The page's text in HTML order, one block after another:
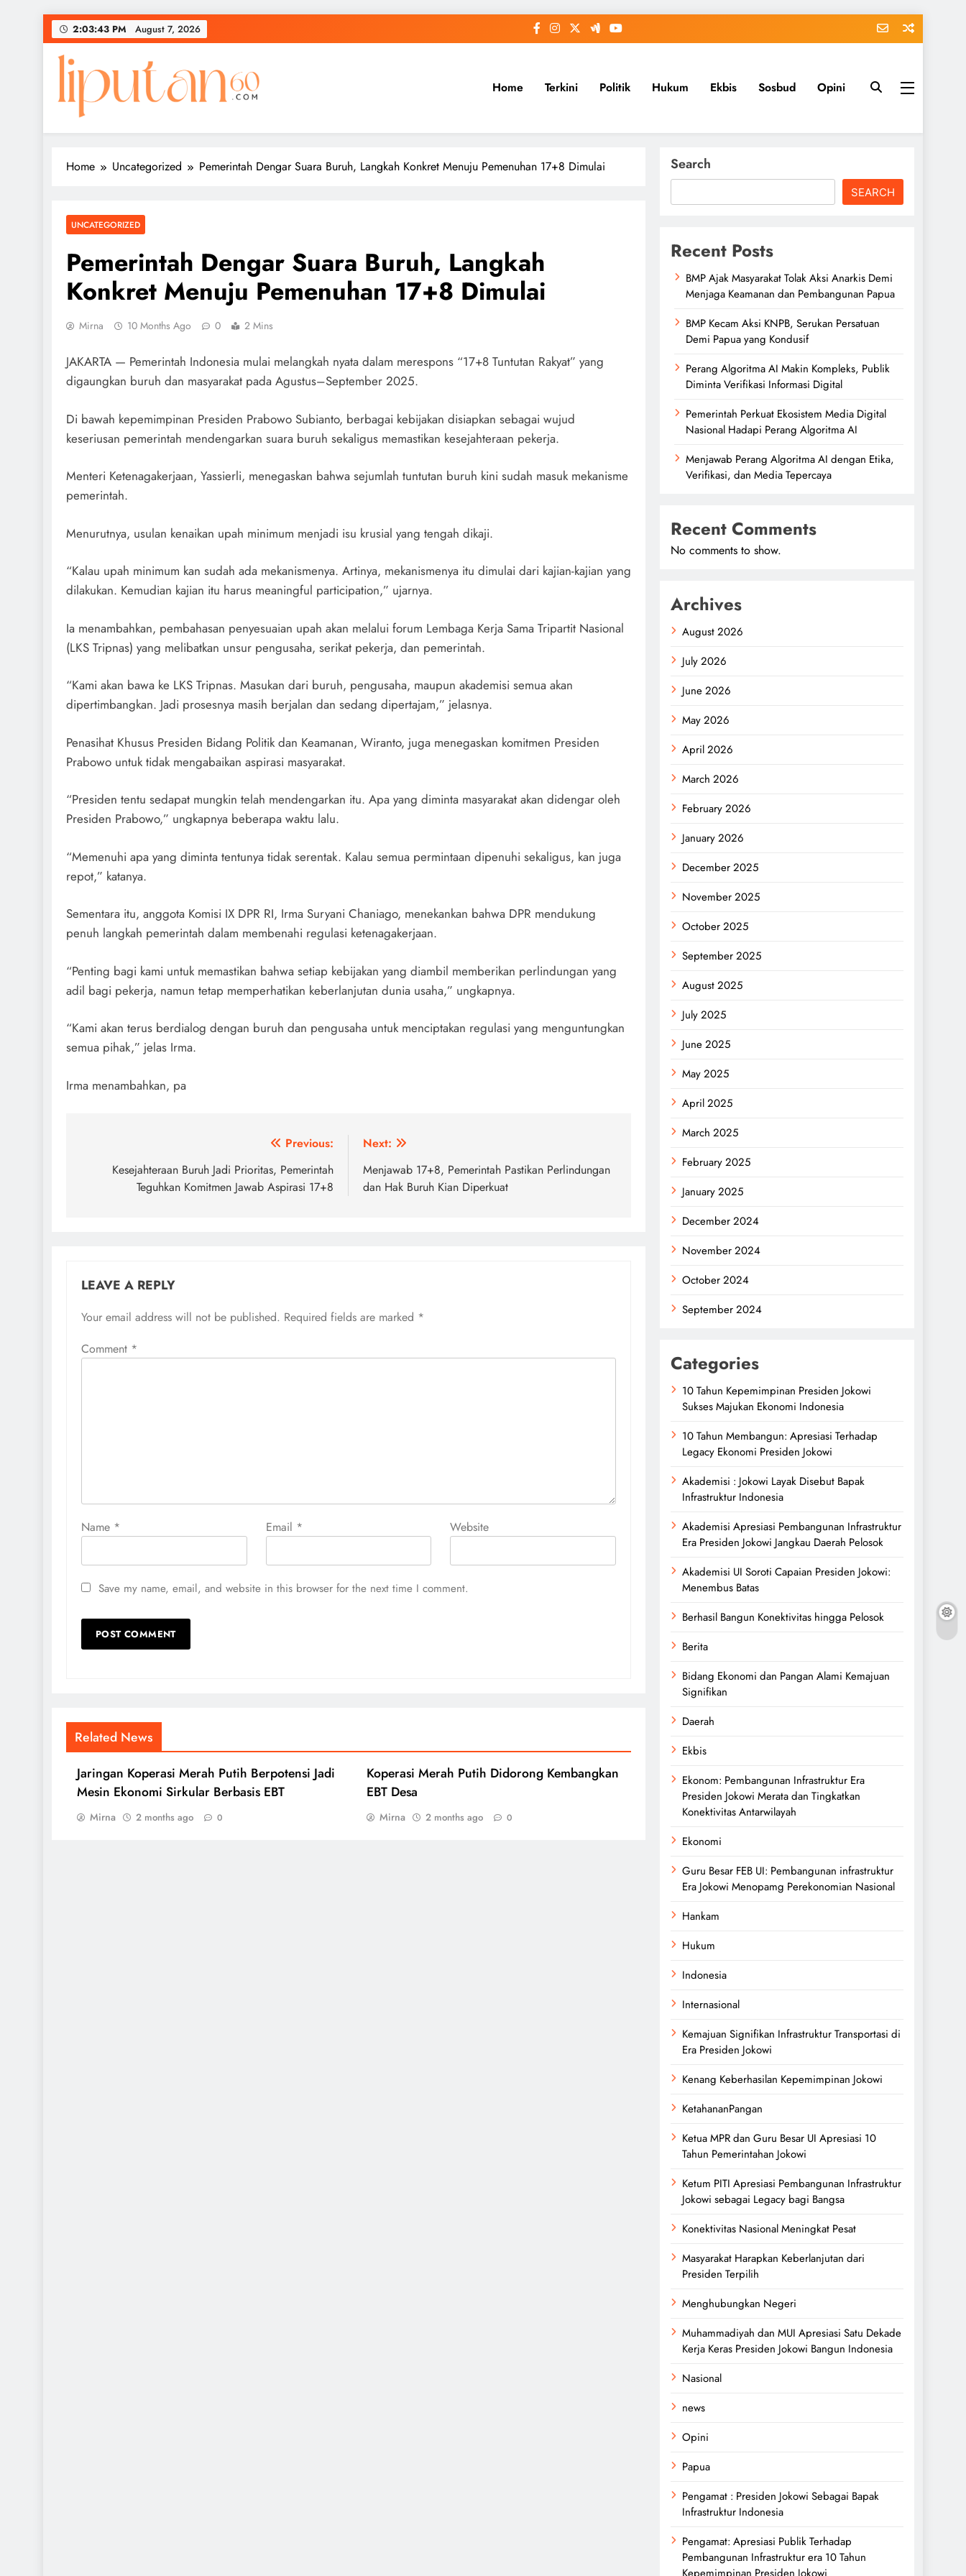
Skip
to
content
2:03:43 PM August 7, 2026
Home Terkini Politik Hukum Ekbis Sosbud Opini
Home Uncategorized Pemerintah Dengar Suara Buruh, Langkah Konkret Menuju Pemenuhan 17+8 Dimulai
UNCATEGORIZED
Pemerintah Dengar Suara Buruh, Langkah
Konkret Menuju Pemenuhan 17+8 Dimulai
Mirna 10 Months Ago 0 2 Mins
JAKARTA — Pemerintah Indonesia mulai melangkah nyata dalam merespons “17+8 Tuntutan Rakyat” yang
digaungkan buruh dan masyarakat pada Agustus–September 2025.
Di bawah kepemimpinan Presiden Prabowo Subianto, berbagai kebijakan disiapkan sebagai wujud
keseriusan pemerintah mendengarkan suara buruh sekaligus memastikan kesejahteraan pekerja.
Menteri Ketenagakerjaan, Yassierli, menegaskan bahwa sejumlah tuntutan buruh kini sudah masuk mekanisme
pemerintah.
Menurutnya, usulan kenaikan upah minimum menjadi isu krusial yang tengah dikaji.
“Kalau upah minimum kan sudah ada mekanismenya. Artinya, mekanismenya itu dimulai dari kajian-kajian yang
dilakukan. Kemudian kajian itu harus meaningful participation,” ujarnya.
Ia menambahkan, pembahasan penyesuaian upah akan melalui forum Lembaga Kerja Sama Tripartit Nasional
(LKS Tripnas) yang melibatkan unsur pengusaha, serikat pekerja, dan pemerintah.
“Kami akan bawa ke LKS Tripnas. Masukan dari buruh, pengusaha, maupun akademisi semua akan
dipertimbangkan. Jadi prosesnya masih berjalan dan sedang dipertajam,” jelasnya.
Penasihat Khusus Presiden Bidang Politik dan Keamanan, Wiranto, juga menegaskan komitmen Presiden
Prabowo untuk tidak mengabaikan aspirasi masyarakat.
“Presiden tentu sedapat mungkin telah mendengarkan itu. Apa yang diminta masyarakat akan didengar oleh
Presiden Prabowo,” ungkapnya beberapa waktu lalu.
“Memenuhi apa yang diminta tentunya tidak serentak. Kalau semua permintaan dipenuhi sekaligus, kan juga
repot,” katanya.
Sementara itu, anggota Komisi IX DPR RI, Irma Suryani Chaniago, menekankan bahwa DPR mendukung
penuh langkah pemerintah dalam membenahi regulasi ketenagakerjaan.
“Penting bagi kami untuk memastikan bahwa setiap kebijakan yang diambil memberikan perlindungan yang
adil bagi pekerja, namun tetap memperhatikan keberlanjutan dunia usaha,” ungkapnya.
“Kami akan terus berdialog dengan buruh dan pengusaha untuk menciptakan regulasi yang menguntungkan
semua pihak,” jelas Irma.
Irma menambahkan, pa
navigation
Previous:
Kesejahteraan Buruh Jadi Prioritas, Pemerintah
Teguhkan Komitmen Jawab Aspirasi 17+8
Next:
Menjawab 17+8, Pemerintah Pastikan Perlindungan
dan Hak Buruh Kian Diperkuat
LEAVE A REPLY
Your email address will not be published. Required fields are marked *
Comment *
Name * Email * Website
Save my name, email, and website in this browser for the next time I comment.
Related News
Jaringan Koperasi Merah Putih Berpotensi Jadi
Mesin Ekonomi Sirkular Berbasis EBT
Mirna 2 months ago 0
Koperasi Merah Putih Didorong Kembangkan
EBT Desa
Mirna 2 months ago 0
Search
SEARCH
Recent Posts
BMP Ajak Masyarakat Tolak Aksi Anarkis Demi
Menjaga Keamanan dan Pembangunan Papua
BMP Kecam Aksi KNPB, Serukan Persatuan
Demi Papua yang Kondusif
Perang Algoritma AI Makin Kompleks, Publik
Diminta Verifikasi Informasi Digital
Pemerintah Perkuat Ekosistem Media Digital
Nasional Hadapi Perang Algoritma AI
Menjawab Perang Algoritma AI dengan Etika,
Verifikasi, dan Media Tepercaya
Recent Comments
No comments to show.
Archives
August 2026
July 2026
June 2026
May 2026
April 2026
March 2026
February 2026
January 2026
December 2025
November 2025
October 2025
September 2025
August 2025
July 2025
June 2025
May 2025
April 2025
March 2025
February 2025
January 2025
December 2024
November 2024
October 2024
September 2024
Categories
10 Tahun Kepemimpinan Presiden Jokowi
Sukses Majukan Ekonomi Indonesia
10 Tahun Membangun: Apresiasi Terhadap
Legacy Ekonomi Presiden Jokowi
Akademisi : Jokowi Layak Disebut Bapak
Infrastruktur Indonesia
Akademisi Apresiasi Pembangunan Infrastruktur
Era Presiden Jokowi Jangkau Daerah Pelosok
Akademisi UI Soroti Capaian Presiden Jokowi:
Menembus Batas
Berhasil Bangun Konektivitas hingga Pelosok
Berita
Bidang Ekonomi dan Pangan Alami Kemajuan
Signifikan
Daerah
Ekbis
Ekonom: Pembangunan Infrastruktur Era
Presiden Jokowi Merata dan Tingkatkan
Konektivitas Antarwilayah
Ekonomi
Guru Besar FEB UI: Pembangunan infrastruktur
Era Jokowi Menopamg Perekonomian Nasional
Hankam
Hukum
Indonesia
Internasional
Kemajuan Signifikan Infrastruktur Transportasi di
Era Presiden Jokowi
Kenang Keberhasilan Kepemimpinan Jokowi
KetahananPangan
Ketua MPR dan Guru Besar UI Apresiasi 10
Tahun Pemerintahan Jokowi
Ketum PITI Apresiasi Pembangunan Infrastruktur
Jokowi sebagai Legacy bagi Bangsa
Konektivitas Nasional Meningkat Pesat
Masyarakat Harapkan Keberlanjutan dari
Presiden Terpilih
Menghubungkan Negeri
Muhammadiyah dan MUI Apresiasi Satu Dekade
Kerja Keras Presiden Jokowi Bangun Indonesia
Nasional
news
Opini
Papua
Pengamat : Presiden Jokowi Sebagai Bapak
Infrastruktur Indonesia
Pengamat: Apresiasi Publik Terhadap
Pembangunan Infrastruktur era 10 Tahun